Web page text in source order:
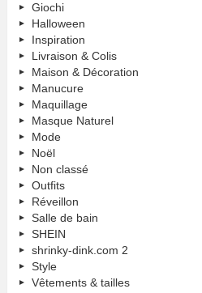
Giochi
Halloween
Inspiration
Livraison & Colis
Maison & Décoration
Manucure
Maquillage
Masque Naturel
Mode
Noël
Non classé
Outfits
Réveillon
Salle de bain
SHEIN
shrinky-dink.com 2
Style
Vêtements & tailles